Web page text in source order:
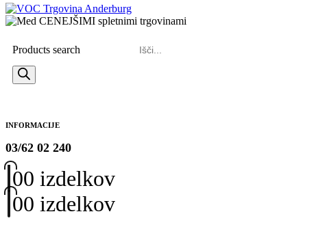
Products search
INFORMACIJE
03/62 02 240
00 izdelkov
00 izdelkov